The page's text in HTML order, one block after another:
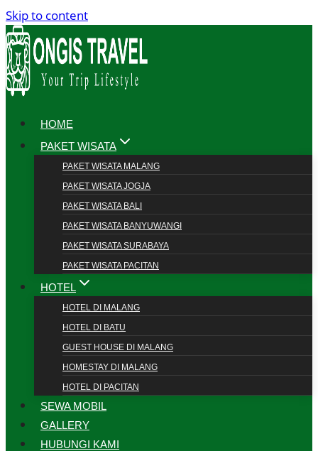
Skip to content
HOME
PAKET WISATA
PAKET WISATA MALANG
PAKET WISATA JOGJA
PAKET WISATA BALI
PAKET WISATA BANYUWANGI
PAKET WISATA SURABAYA
PAKET WISATA PACITAN
HOTEL
HOTEL DI MALANG
HOTEL DI BATU
GUEST HOUSE DI MALANG
HOMESTAY DI MALANG
HOTEL DI PACITAN
SEWA MOBIL
GALLERY
HUBUNGI KAMI